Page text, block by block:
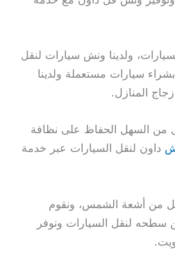
ولدينا ونش سيارات لنقل
سيارات مستعملة ولدينا
المنازل.
من السهل الحفاظ على نظافة
داون لنقل السيارات عبر خدمة
من أشعة الشمس، ونقوم
سطحه لنقل السيارات ونوفر